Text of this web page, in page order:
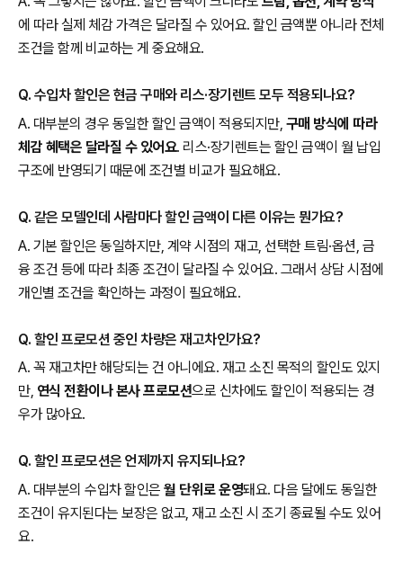
에 따라 실제 체감 가격은 달라질 수 있어요. 할인 금액뿐 아니라 전체
조건을 함께 비교하는 게 중요해요.
Q. 수입차 할인은 현금 구매와 리스·장기렌트 모두 적용되나요?
A. 대부분의 경우 동일한 할인 금액이 적용되지만, 구매 방식에 따라
체감 혜택은 달라질 수 있어요. 리스·장기렌트는 할인 금액이 월 납입
구조에 반영되기 때문에 조건별 비교가 필요해요.
Q. 같은 모델인데 사람마다 할인 금액이 다른 이유는 뭔가요?
A. 기본 할인은 동일하지만, 계약 시점의 재고, 선택한 트림·옵션, 금
융 조건 등에 따라 최종 조건이 달라질 수 있어요. 그래서 상담 시점에
개인별 조건을 확인하는 과정이 필요해요.
Q. 할인 프로모션 중인 차량은 재고차인가요?
A. 꼭 재고차만 해당되는 건 아니에요. 재고 소진 목적의 할인도 있지
만, 연식 전환이나 본사 프로모션으로 신차에도 할인이 적용되는 경
우가 많아요.
Q. 할인 프로모션은 언제까지 유지되나요?
A. 대부분의 수입차 할인은 월 단위로 운영돼요. 다음 달에도 동일한
조건이 유지된다는 보장은 없고, 재고 소진 시 조기 종료될 수도 있어
요.